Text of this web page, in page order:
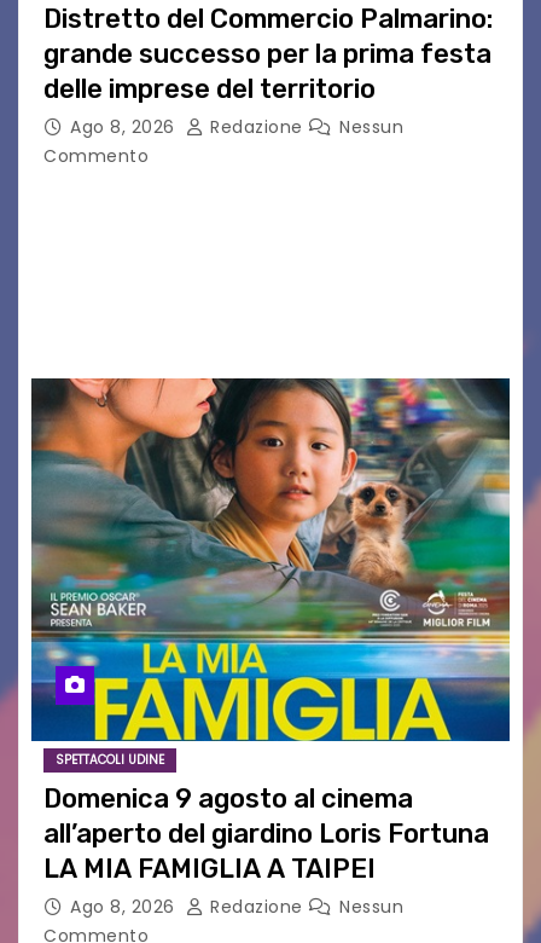
Distretto del Commercio Palmarino:
grande successo per la prima festa
delle imprese del territorio
Ago 8, 2026 Redazione
Nessun
Commento
SPETTACOLI UDINE
Domenica 9 agosto al cinema
all’aperto del giardino Loris Fortuna
LA MIA FAMIGLIA A TAIPEI
Ago 8, 2026 Redazione
Nessun
Commento